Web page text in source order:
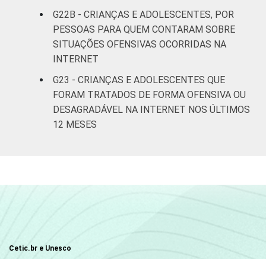
G22B - CRIANÇAS E ADOLESCENTES, POR
PESSOAS PARA QUEM CONTARAM SOBRE
SITUAÇÕES OFENSIVAS OCORRIDAS NA
INTERNET
G23 - CRIANÇAS E ADOLESCENTES QUE
FORAM TRATADOS DE FORMA OFENSIVA OU
DESAGRADÁVEL NA INTERNET NOS ÚLTIMOS
12 MESES
Cetic.br e Unesco